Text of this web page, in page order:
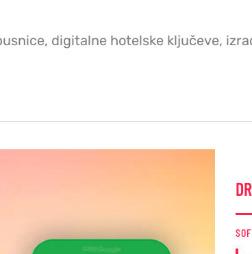
digitalne hotelske ključeve,